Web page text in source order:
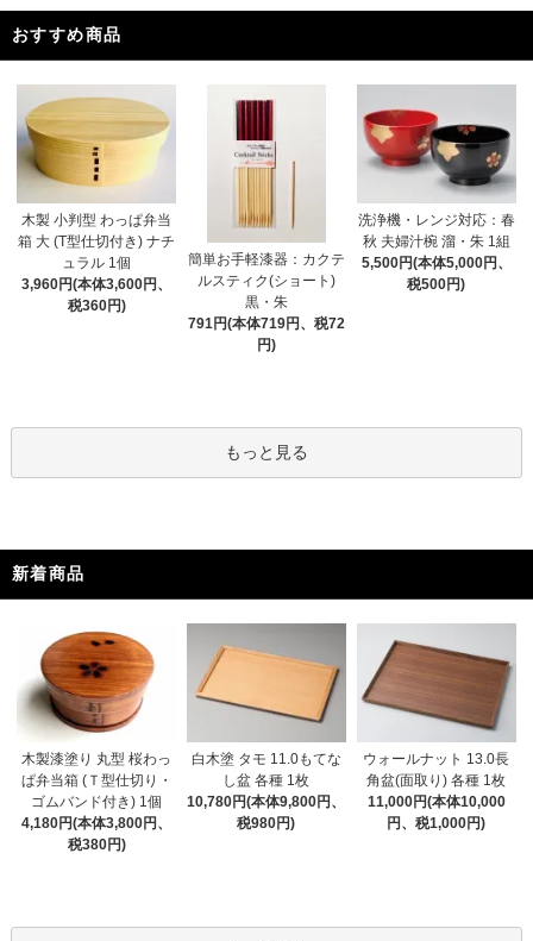
おすすめ商品
木製 小判型 わっぱ弁当
箱 大 (T型仕切付き) ナチ
ュラル 1個
3,960円(本体3,600円、
税360円)
簡単お手軽漆器：カクテ
ルスティク(ショート)
黒・朱
791円(本体719円、税72
円)
洗浄機・レンジ対応：春
秋 夫婦汁椀 溜・朱 1組
5,500円(本体5,000円、
税500円)
もっと見る
新着商品
木製漆塗り 丸型 桜わっ
ぱ弁当箱 (Ｔ型仕切り・
ゴムバンド付き) 1個
4,180円(本体3,800円、
税380円)
白木塗 タモ 11.0もてな
し盆 各種 1枚
10,780円(本体9,800円、
税980円)
ウォールナット 13.0長
角盆(面取り) 各種 1枚
11,000円(本体10,000
円、税1,000円)